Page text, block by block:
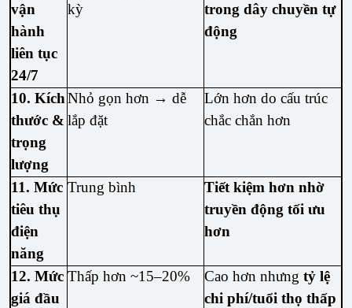
vận
hành
liên tục
24/7
kỳ
trong dây chuyền tự
động
10. Kích
thước &
trọng
lượng
Nhỏ gọn hơn → dễ
lắp đặt
Lớn hơn do cấu trúc
chắc chắn hơn
11. Mức
tiêu thụ
điện
năng
Trung bình
Tiết kiệm hơn nhờ
truyền động tối ưu
hơn
12. Mức
giá đầu
Thấp hơn ~15–20% Cao hơn nhưngtỷ lệ
chi phí/tuổi thọ thấp